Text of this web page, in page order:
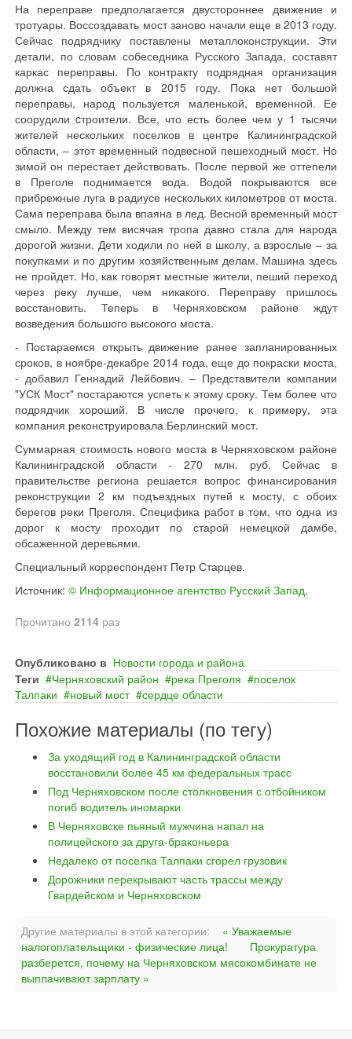
На переправе предполагается двустороннее движение и
тротуары. Воссоздавать мост заново начали еще в 2013 году.
Сейчас подрядчику поставлены металлоконструкции. Эти
детали, по словам собеседника Русского Запада, составят
каркас переправы. По контракту подрядная организация
должна сдать объект в 2015 году. Пока нет большой
переправы, народ пользуется маленькой, временной. Ее
соорудили cтроители. Все, что есть более чем у 1 тысячи
жителей нескольких поселков в центре Калининградской
области, – этот временный подвесной пешеходный мост. Но
зимой он перестает действовать. После первой же оттепели
в Преголе поднимается вода. Водой покрываются все
прибрежные луга в радиусе нескольких километров от моста.
Сама переправа была впаяна в лед. Весной временный мост
смыло. Между тем висячая тропа давно стала для народа
дорогой жизни. Дети ходили по ней в школу, а взрослые – за
покупками и по другим хозяйственным делам. Машина здесь
не пройдет. Но, как говорят местные жители, пеший переход
через реку лучше, чем никакого. Переправу пришлось
восстановить. Теперь в Черняховском районе ждут
возведения большого высокого моста.
- Постараемся открыть движение ранее запланированных
сроков, в ноябре-декабре 2014 года, еще до покраски моста,
- добавил Геннадий Лейбович. – Представители компании
"УСК Мост" постараются успеть к этому сроку. Тем более что
подрядчик хороший. В числе прочего, к примеру, эта
компания реконструировала Берлинский мост.
Суммарная стоимость нового моста в Черняховском районе
Калининградской области - 270 млн. руб. Сейчас в
правительстве региона решается вопрос финансирования
реконструкции 2 км подъездных путей к мосту, с обоих
берегов реки Преголя. Специфика работ в том, что одна из
дорог к мосту проходит по старой немецкой дамбе,
обсаженной деревьями.
Специальный корреспондент Петр Старцев.
Источник: © Информационное агентство Русский Запад.
Прочитано 2114 раз
Опубликовано в Новости города и района
Теги
Черняховский район река Преголя
поселок
Талпаки
новый мост сердце области
Похожие материалы (по тегу)
За уходящий год в Калининградской области
восстановили более 45 км федеральных трасс
Под Черняховском после столкновения с отбойником
погиб водитель иномарки
В Черняховске пьяный мужчина напал на
полицейского за друга-браконьера
Недалеко от поселка Талпаки сгорел грузовик
Дорожники перекрывают часть трассы между
Гвардейском и Черняховском
Другие материалы в этой категории:
« Уважаемые
налогоплательщики - физические лица!
Прокуратура
разберется, почему на Черняховском мясокомбинате не
выплачивают зарплату »